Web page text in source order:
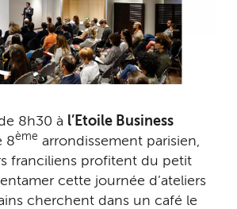
8h30 à l’Etoile Business
8ème arrondissement parisien,
franciliens profitent du petit
cette journée d’ateliers
cherchent dans un café le